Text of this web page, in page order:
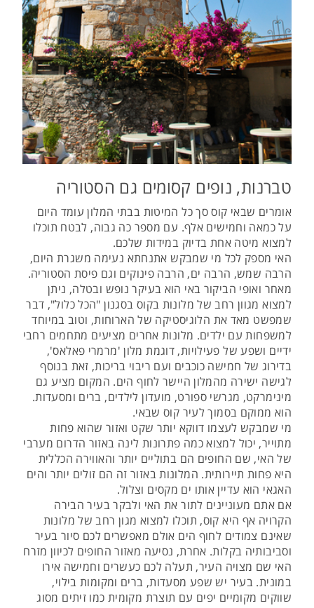
טברנות, נופים קסומים גם הסטוריה
אומרים שבאי קוס סך כל המיטות בבתי המלון עומד היום
על כמאה וחמישים אלף. עם מספר כה גבוה, לבטח תוכלו
למצוא מיטה אחת בדיוק במידות שלכם.
האי מספק לכל מי שמבקש אתנחתא נעימה משגרת היום,
הרבה שמש, הרבה ים, הרבה פינוקים וגם פיסת הסטוריה.
מאחר ואופי הביקור באי הוא בעיקר נופש ובטלה, ניתן
למצוא מגוון רחב של מלונות בקוס בסגנון "הכל כלול", דבר
שמפשט מאד את הלוגיסטיקה של הארוחות, וטוב במיוחד
למשפחות עם ילדים. מלונות אחרים מציעים מתחמים רחבי
ידיים ושפע של פעילויות, דוגמת מלון 'מרמרי פאלאס',
בדירוג של חמישה כוכבים ועם ריבוי בריכות, זאת בנוסף
לגישה ישירה מהמלון היישר לחוף הים. המקום מציע גם
מינימרקט, מגרשי ספורט, מועדון לילדים, ברים ומסעדות.
הוא ממוקם בסמוך לעיר קוס שבאי.
מי שמבקש לעצמו דווקא יותר שקט ואזור שהוא פחות
מתוייר, יכול למצוא כמה פתרונות לינה באזור הדרום מערבי
של האי, שם החופים הם בתוליים יותר והאווירה הכללית
היא פחות תיירותית. המלונות באזור זה הם זולים יותר והים
האגאי הוא עדיין אותו ים מקסים וצלול.
אם אתם מעוניינים לתור את האי ולבקר בעיר הבירה
הקרויה אף היא קוס, תוכלו למצוא מגון רחב של מלונות
שאינם צמודים לחוף הים אולם מאפשרים לכם סיור בעיר
וסביבותיה בקלות. אחרת, נסיעה מאזור החופים לכיוון מזרח
האי שם מצויה העיר, תעלה לכם כעשרים וחמישה אירו
במונית. בעיר יש שפע מסעדות, ברים ומקומות בילוי,
שווקים מקומיים יפים עם תוצרת מקומית כמו זיתים מסוג